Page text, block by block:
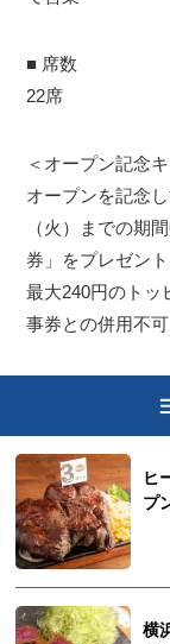
■ 席数
22席
＜オープン記念
オープンを記念
（火）までの期
券」をプレゼン
最大240円のト
事券との併用不可
ヒ
プ
横